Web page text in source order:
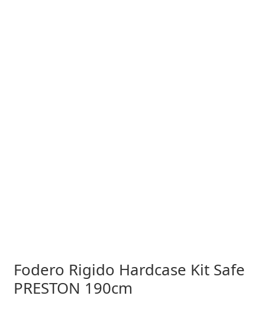
Fodero Rigido Hardcase Kit Safe
PRESTON 190cm